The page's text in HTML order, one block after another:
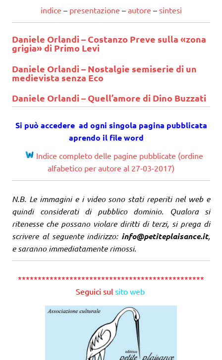
indice – presentazione – autore – sintesi
Daniele Orlandi – Costanzo Preve sulla «zona
grigia» di Primo Levi
Daniele Orlandi – Nostalgie semiserie di un
medievista senza Eco
Daniele Orlandi– Quell’amore di Dino Buzzati
Si può accedere ad ogni singola pagina pubblicata
aprendo il file word
Indice completo delle pagine pubblicate (ordine
alfabetico per autore al 27-03-2017)
N.B. Le immagini e i video sono stati reperiti nel web e
quindi considerati di pubblico dominio. Qualora si
ritenesse che possano violare diritti di terzi, si prega di
scrivere al seguente indirizzo: info@petiteplaisance.it,
e saranno immediatamente rimossi.
***********************************************
Seguici sul sito web